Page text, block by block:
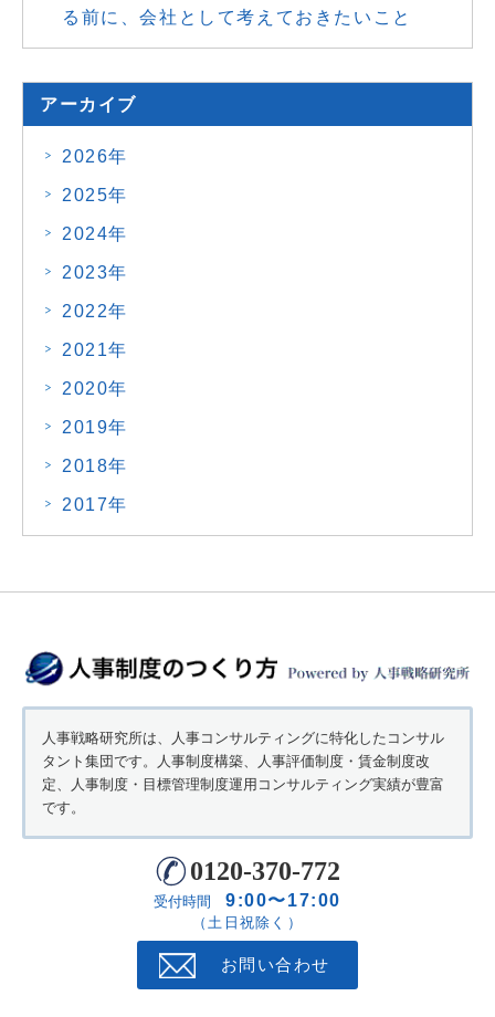
る前に、会社として考えておきたいこと
アーカイブ
2026年
2025年
2024年
2023年
2022年
2021年
2020年
2019年
2018年
2017年
人事戦略研究所は、人事コンサルティングに特化したコンサル
タント集団です。人事制度構築、人事評価制度・賃金制度改
定、人事制度・目標管理制度運用コンサルティング実績が豊富
です。
0120-370-772
受付時間 9:00〜17:00
（土日祝除く）
お問い合わせ